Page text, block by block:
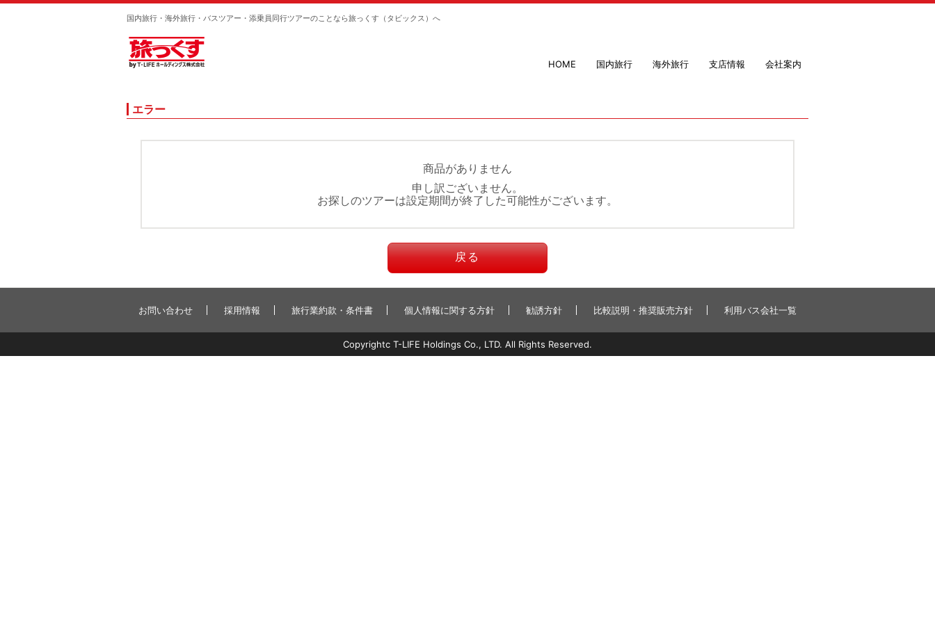
国内旅行・海外旅行・バスツアー・添乗員同行ツアーのことなら旅っくす（タビックス）へ
HOME 国内旅行 海外旅行 支店情報 会社案内
エラー
商品がありません
申し訳ございません。
お探しのツアーは設定期間が終了した可能性がございます。
戻る
お問い合わせ 採用情報 旅行業約款・条件書 個人情報に関する方針 勧誘方針 比較説明・推奨販売方針 利用バス会社一覧
Copyrightc T-LIFE Holdings Co., LTD. All Rights Reserved.